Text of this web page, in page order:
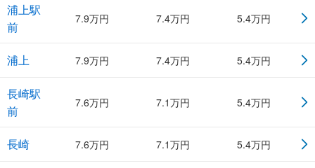
浦上駅
前
7.9万円 7.4万円 5.4万円
浦上 7.9万円 7.4万円 5.4万円
長崎駅
前
7.6万円 7.1万円 5.4万円
長崎 7.6万円 7.1万円 5.4万円